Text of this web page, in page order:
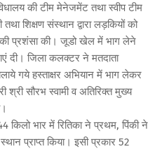
की टीम मेनेजमेंट तथा स्वीप टीम
शिक्षण संस्थान द्वारा लड़कियों को
प्रशंसा की। जूडो खेल में भाग लेने
दी। जिला कलक्टर ने मतदाता
गये हस्ताक्षर अभियान में भाग लेकर
श्री सौरभ स्वामी व अतिरिक्त मुख्य
किलो भार में रितिका ने प्रथम, पिंकी ने
प्राप्त किया। इसी प्रकार 52